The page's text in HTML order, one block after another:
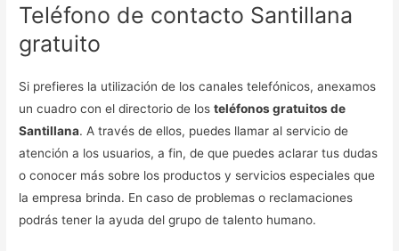
Teléfono de contacto Santillana
gratuito
Si prefieres la utilización de los canales telefónicos, anexamos
un cuadro con el directorio de losteléfonos gratuitos de
Santillana. A través de ellos, puedes llamar al servicio de
atención a los usuarios, a fin, de que puedes aclarar tus dudas
o conocer más sobre los productos y servicios especiales que
la empresa brinda. En caso de problemas o reclamaciones
podrás tener la ayuda del grupo de talento humano.